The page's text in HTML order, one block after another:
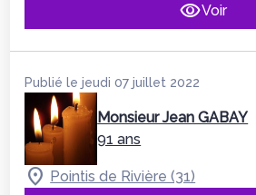
Voir
Publié le jeudi 07 juillet 2022
Monsieur Jean GABAY
91 ans
Pointis de Rivière (31)